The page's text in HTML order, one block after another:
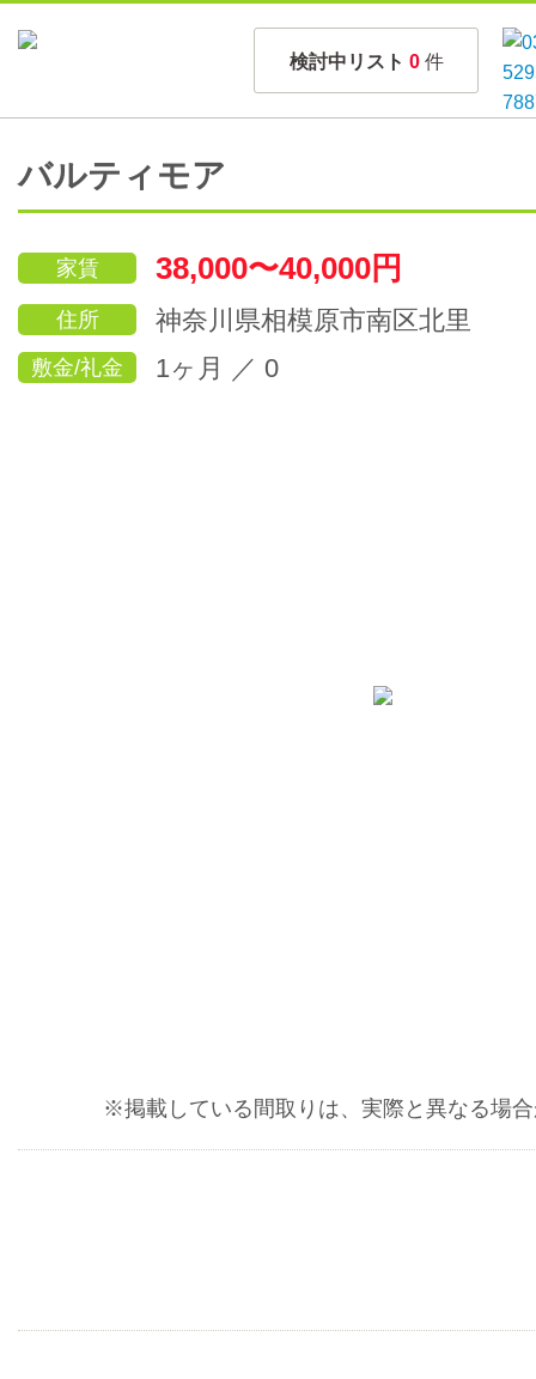
検討中リスト 0 件
バルティモア
家賃 38,000〜40,000円
住所 神奈川県相模原市南区北里
敷金/礼金 1ヶ月 ／ 0
※掲載している間取りは、実際と異なる場